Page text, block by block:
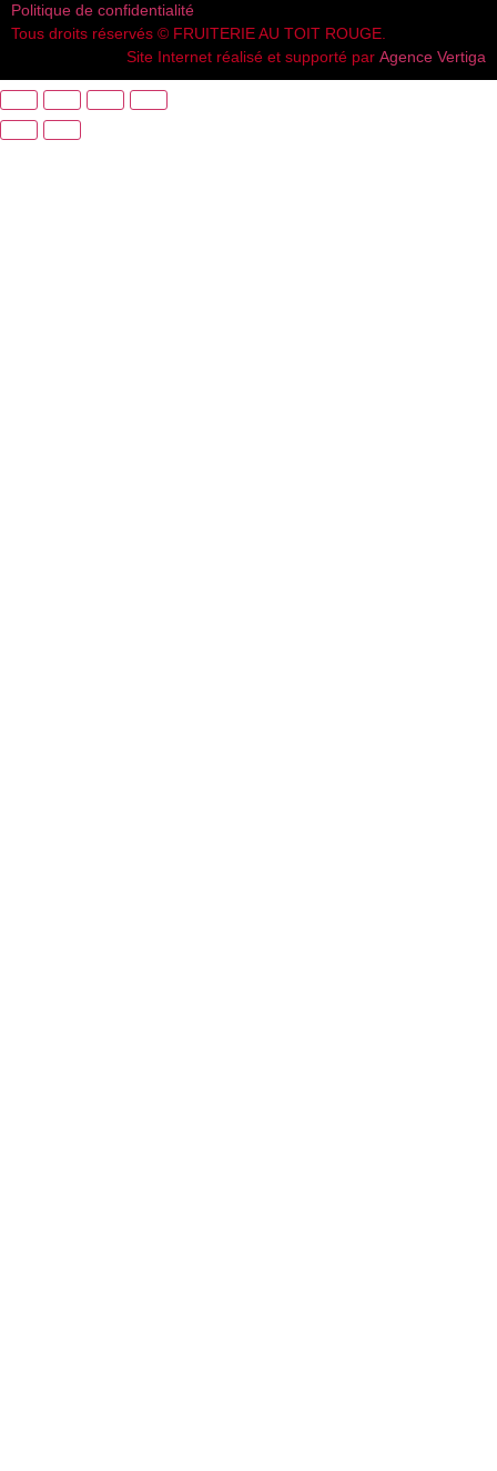
Politique de confidentialité
Tous droits réservés © FRUITERIE AU TOIT ROUGE.
Site Internet réalisé et supporté par Agence Vertiga